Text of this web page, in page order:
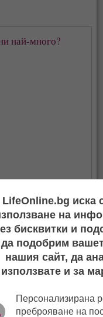
най-много?
Покажи резултати
LifeOnline.bg иска
на
бисквитки и
да подобрим
нашия сайт, да
използвате и за
Персонализирана
преброяване на